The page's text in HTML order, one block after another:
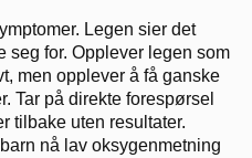
Legen sier det
seg for. Opplever legen som
men opplever å få ganske
Tar på direkte forespørsel
tilbake uten resultater.
nå lav oksygenmetning